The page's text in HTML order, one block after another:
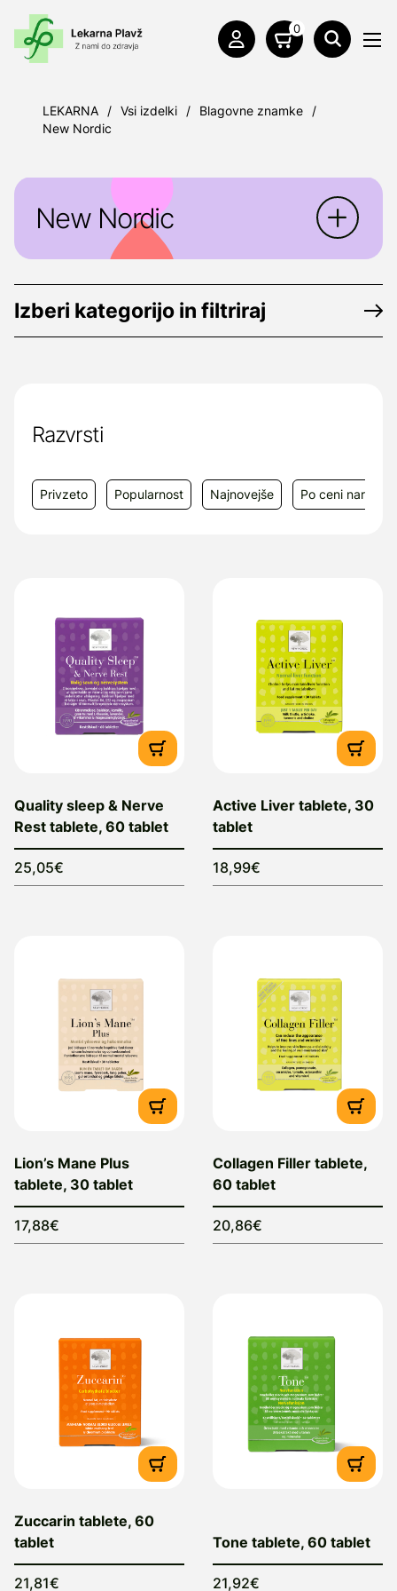
0
LEKARNA / Vsi izdelki / Blagovne znamke
/
New Nordic
New Nordic
ki razvija in trži prehranska dopolnila ter
kozmetiko, da zadovolji posebne
nagrade in priznanja mednarodnih
industrijskih organizacij.
Proizvajalec:New Nordic Healthbrands
AB, Södra Förstadsgatan 3, 211 43 Malmö,
info@panakea.net
Izberi kategorijo in filtriraj
Razvrsti
Privzeto Popularnost Najnovejše Po ceni
Quality sleep & Nerve
Rest tablete, 60 tablet
25,05€
Active Liver tablete, 30
tablet
18,99€
Lion’s Mane Plus
tablete, 30 tablet
17,88€
Collagen Filler tablete,
60 tablet
20,86€
Zuccarin tablete, 60
tablet
21,81€
Tone tablete, 60 tablet
21,92€